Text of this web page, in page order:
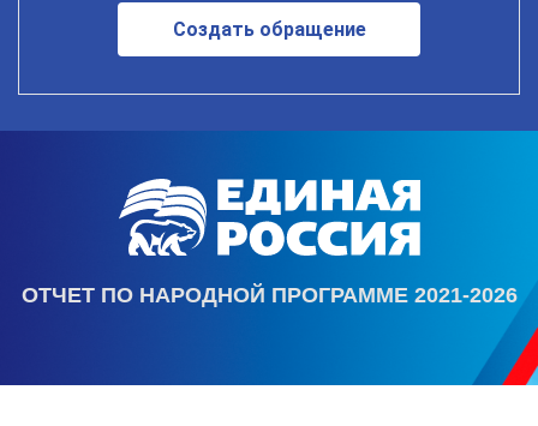
Создать обращение
ОТЧЕТ ПО НАРОДНОЙ ПРОГРАММЕ 2021-2026